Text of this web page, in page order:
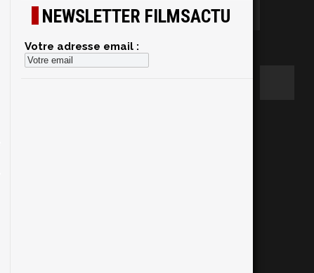
NEWSLETTER FILMSACTU
Votre adresse email :